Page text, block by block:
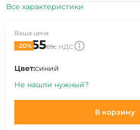
Все характеристики
Ваша цена
-20%5569с НДС
Цвет:синий
Не нашли нужный?
В корзину